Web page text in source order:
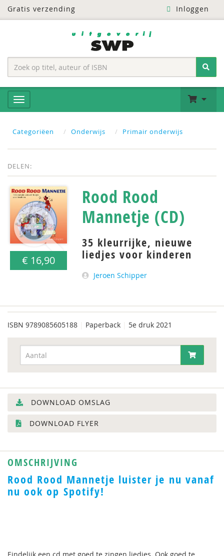
Gratis verzending Inloggen
Categoriëen Onderwijs Primair onderwijs
DELEN:
€ 16,90
Rood Rood
Mannetje (CD)
35 kleurrijke, nieuwe
liedjes voor kinderen
Jeroen Schipper
ISBN 9789085605188 Paperback 5e druk 2021
DOWNLOAD OMSLAG
DOWNLOAD FLYER
OMSCHRIJVING
Rood Rood Mannetje luister je nu vanaf
nu ook op Spotify!